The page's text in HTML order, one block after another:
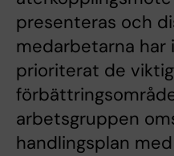
presenteras och
medarbetarna
prioriterat de
arbetsgruppen
handlingsplan